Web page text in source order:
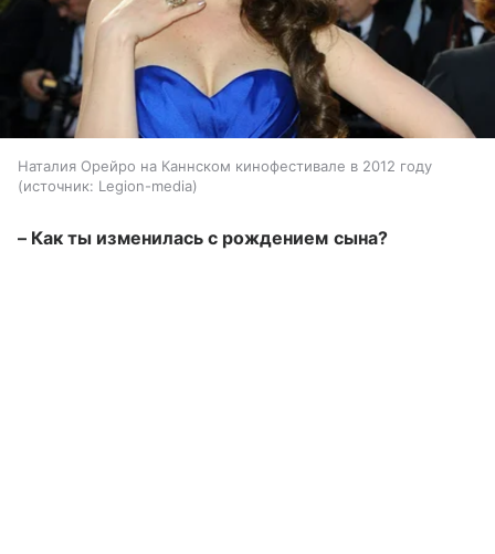
Наталия Орейро на Каннском кинофестивале в 2012 году
источник: Legion-media
– Как ты изменилась с рождением сына?